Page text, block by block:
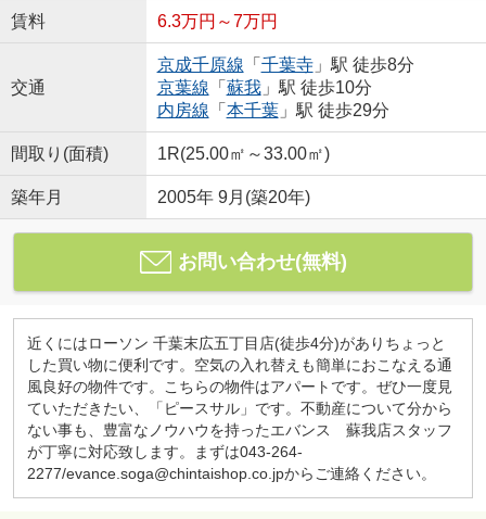
賃料 6.3万円～7万円
交通
京成千原線 「 千葉寺」駅 徒歩8分
京葉線 「 蘇我」駅 徒歩10分
内房線 「 本千葉」駅 徒歩29分
間取り(面積) 1R(25.00㎡～33.00㎡)
築年月 2005年 9月(築20年)
お問い合わせ(無料)
近くにはローソン 千葉末広五丁目店(徒歩4分)がありちょっと
した買い物に便利です。空気の入れ替えも簡単におこなえる通
風良好の物件です。こちらの物件はアパートです。ぜひ一度見
ていただきたい、「ピースサル」です。不動産について分から
ない事も、豊富なノウハウを持ったエバンス 蘇我店スタッフ
が丁寧に対応致します。まずは043-264-
2277/evance.soga@chintaishop.co.jpからご連絡ください。